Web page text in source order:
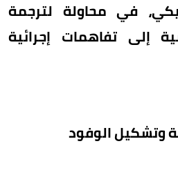
في محاولة لترجمة
إلى تفاهمات إجرائية
وتشكيل الوفود